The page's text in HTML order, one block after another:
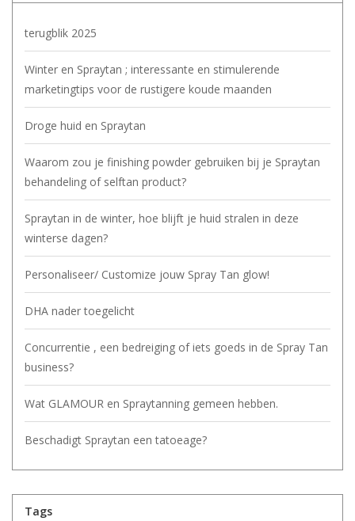
Merken
terugblik 2025
Winter en Spraytan ; interessante en stimulerende
marketingtips voor de rustigere koude maanden
Droge huid en Spraytan
Waarom zou je finishing powder gebruiken bij je Spraytan
behandeling of selftan product?
Spraytan in de winter, hoe blijft je huid stralen in deze
winterse dagen?
Personaliseer/ Customize jouw Spray Tan glow!
DHA nader toegelicht
Concurrentie , een bedreiging of iets goeds in de Spray Tan
business?
Wat GLAMOUR en Spraytanning gemeen hebben.
Beschadigt Spraytan een tatoeage?
Tags